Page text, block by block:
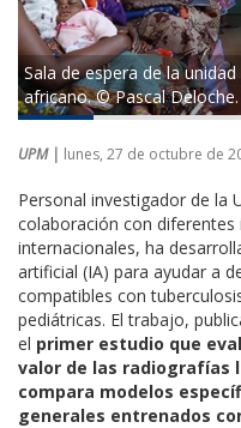
Sala de espera de la
africano. © Pascal Deloche.
UPM | lunes, 27 de octubre de
Personal investigador de la
colaboración con
internacionales, ha
artificial (IA) para ayudar a
compatibles con
pediátricas. El trabajo,
el primer estudio que
valor de las radiografías
compara modelos
generales entrenados